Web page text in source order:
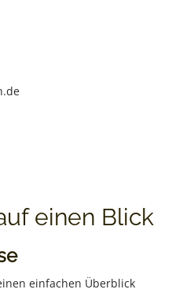
einen Blick
einfachen Überblick